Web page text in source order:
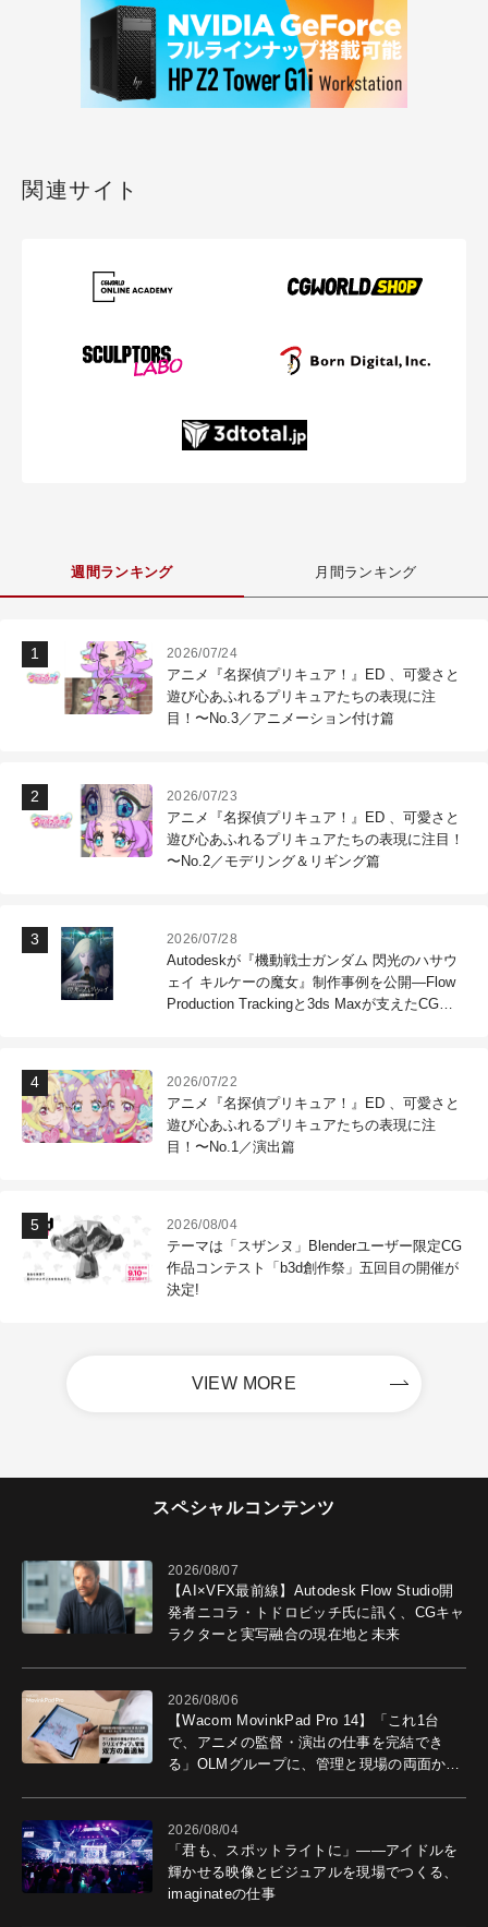
関連サイト
週間ランキング 月間ランキング
2026/07/24
アニメ『名探偵プリキュア！』ED 、可愛さと
遊び心あふれるプリキュアたちの表現に注
目！〜No.3／アニメーション付け篇
2026/07/23
アニメ『名探偵プリキュア！』ED 、可愛さと
遊び心あふれるプリキュアたちの表現に注目！
〜No.2／モデリング＆リギング篇
2026/07/28
Autodeskが『機動戦士ガンダム 閃光のハサウ
ェイ キルケーの魔女』制作事例を公開―Flow
Production Trackingと3ds Maxが支えたCG制
2026/07/22
アニメ『名探偵プリキュア！』ED 、可愛さと
遊び心あふれるプリキュアたちの表現に注
目！〜No.1／演出篇
2026/08/04
テーマは「スザンヌ」Blenderユーザー限定CG
作品コンテスト「b3d創作祭」五回目の開催が
決定!
VIEW MORE
スペシャルコンテンツ
2026/08/07
【AI×VFX最前線】Autodesk Flow Studio開
発者ニコラ・トドロビッチ氏に訊く、CGキャ
ラクターと実写融合の現在地と未来
2026/08/06
【Wacom MovinkPad Pro 14】「これ1台
で、アニメの監督・演出の仕事を完結でき
る」OLMグループに、管理と現場の両面から
2026/08/04
「君も、スポットライトに」――アイドルを
輝かせる映像とビジュアルを現場でつくる、
imaginateの仕事